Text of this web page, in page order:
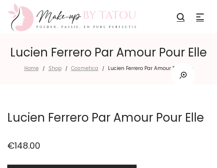
Lucien Ferrero Par Amour Pour Elle
Home / Shop / Cosmetica / Lucien Ferrero Par Amour Pour Elle
Lucien Ferrero Par Amour Pour Elle
€148.00